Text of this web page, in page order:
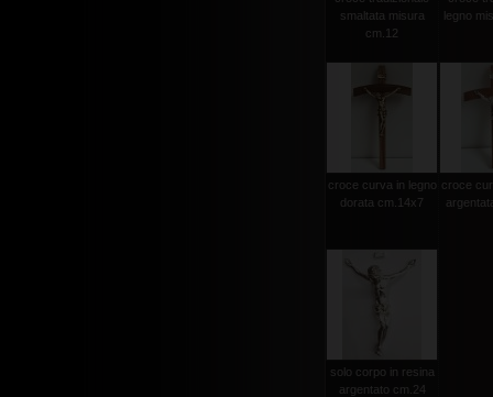
smaltata misura
cm.12
legno
croce curva in legno
dorata cm.14x7
croce
solo corpo in resina
argentato cm.24